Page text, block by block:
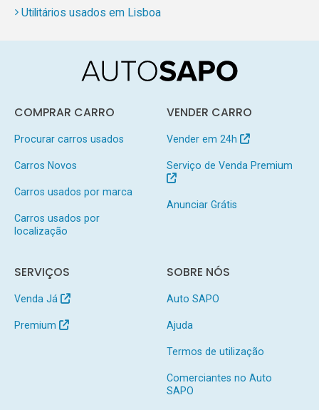
Utilitários usados em Lisboa
COMPRAR CARRO
Procurar carros usados
Carros Novos
Carros usados por marca
Carros usados por
localização
VENDER CARRO
Vender em 24h
Serviço de Venda Premium
Anunciar Grátis
SERVIÇOS
Venda Já
Premium
SOBRE NÓS
Auto SAPO
Ajuda
Termos de utilização
Comerciantes no Auto
SAPO